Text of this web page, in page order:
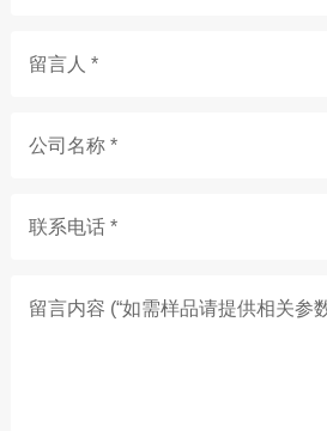
留言人 *
公司名称 *
联系电话 *
留言内容 (“如需样品请提供相关参